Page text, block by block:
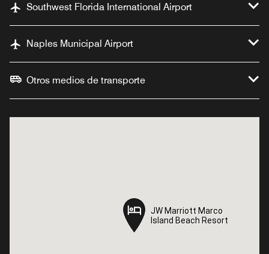
Southwest Florida International Airport
Naples Municipal Airport
Otros medios de transporte
JW Marriott Marco
Island Beach Resort
JW Marriott Marco
Island Beach Resort